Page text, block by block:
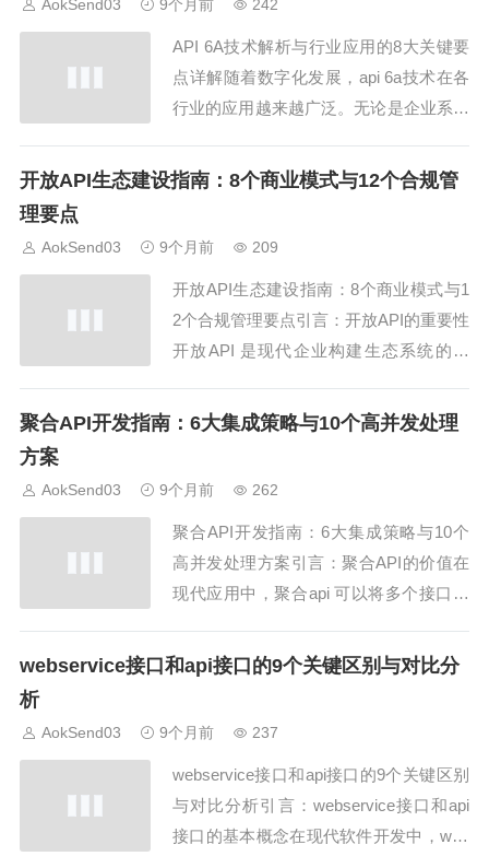
AokSend03 9个月前 242
API 6A技术解析与行业应用的8大关键要
点详解随着数字化发展，api 6a技术在各
行业的应用越来越广泛。无论是企业系统
的核心要点，对于提升系统效率和数据交
及其在行业中的应用...
开放API生态建设指南：8个商业模式与12个合规管
理要点
AokSend03 9个月前 209
开放API生态建设指南：8个商业模式与1
2个合规管理要点引言：开放API的重要性
开放API 是现代企业构建生态系统的关
会。嗯，AokSend 通过开放 开放api 平
pi 的商业模式包...
聚合API开发指南：6大集成策略与10个高并发处理
方案
AokSend03 9个月前 262
聚合API开发指南：6大集成策略与10个
高并发处理方案引言：聚合API的价值在
现代应用中，聚合api 可以将多个接口整
合理设计 聚合api，开发者能够降低调用
调用和高并发处理。1....
webservice接口和api接口的9个关键区别与对比分
析
AokSend03 9个月前 237
webservice接口和api接口的9个关键区别
与对比分析引言：webservice接口和api
接口的基本概念在现代软件开发中，web